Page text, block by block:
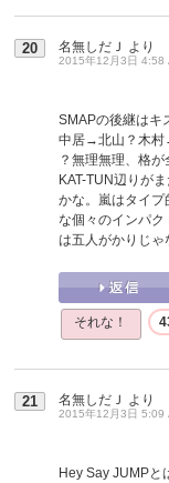
20 名無しだＪ より
2015年12月3日 4:58
SMAPの後継はキ
中居→北山？木
？無理無理、格が
KAT-TUN辺りが
かな。嵐はタイプ
な個々のインパ
は五人がかりじゃ
それな！
21 名無しだＪ より
2015年12月3日 5:09
Hey Say JUMPと